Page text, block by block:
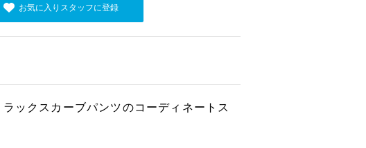
お気に入りスタッフに登録
ックスカーブパンツのコーディネートス